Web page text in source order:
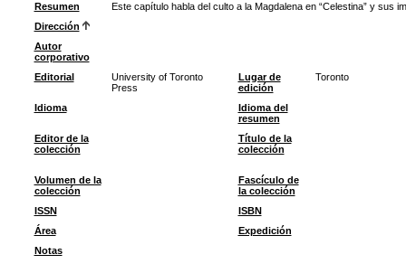
Resumen
Este capítulo habla del culto a la Magdalena en “Celestina” y sus
Dirección
Autor
corporativo
Editorial
University of Toronto
Press
Lugar de
edición
Toronto
Idioma
Idioma del
resumen
Editor de la
colección
Título de la
colección
Volumen de la
colección
Fascículo de
la colección
ISSN
ISBN
Área
Expedición
Notas